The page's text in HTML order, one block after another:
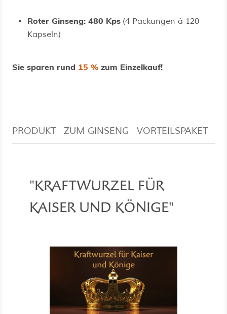
Roter Ginseng: 480 Kps (4 Packungen à 120
Kapseln)
Sie sparen rund 15 % zum Einzelkauf!
PRODUKT ZUM GINSENG VORTEILSPAKET
"KRAFTWURZEL FÜR
KAISER UND KÖNIGE"